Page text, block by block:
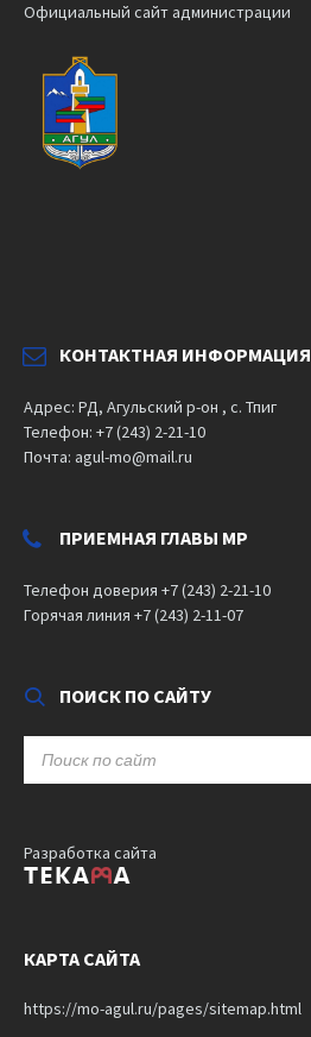
Официальный сайт администрации
КОНТАКТНАЯ ИНФОРМАЦИЯ
Адрес: РД, Агульский р-он , с. Тпиг
Телефон: +7 (243) 2-21-10
Почта: agul-mo@mail.ru
ПРИЕМНАЯ ГЛАВЫ МР
Телефон доверия +7 (243) 2-21-10
Горячая линия +7 (243) 2-11-07
ПОИСК ПО САЙТУ
Разработка сайта
КАРТА САЙТА
https://mo-agul.ru/pages/sitemap.html